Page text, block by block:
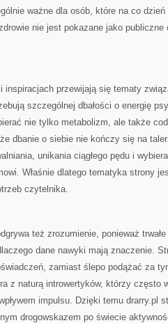
ważne dla osób, które na co dzień
nie jest pokazane jako
inspiracjach przewijają się tematy
szczególnej dbałości o energię
nie tylko metabolizm, ale także
dbanie o siebie nie kończy się na
unikania ciągłego pędu i
Właśnie dlatego tematyka strony
czytelnika.
też zrozumienie, ponieważ
dane nawyki mają znaczenie.
zamiast ślepo podążać za
z naturą introwertyków, którzy często
impulsu. Dzięki temu drarry.pl
drogowskazem po świecie